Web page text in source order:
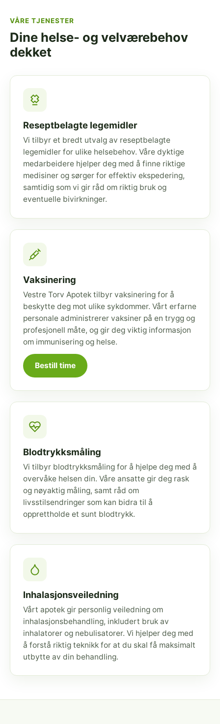
VÅRE TJENESTER
Dine helse- og velværebehov
dekket
Reseptbelagte legemidler
Vi tilbyr et bredt utvalg av reseptbelagte
legemidler for ulike helsebehov. Våre dyktige
medarbeidere hjelper deg med å finne riktige
medisiner og sørger for effektiv ekspedering,
samtidig som vi gir råd om riktig bruk og
eventuelle bivirkninger.
Vaksinering
Vestre Torv Apotek tilbyr vaksinering for å
beskytte deg mot ulike sykdommer. Vårt erfarne
personale administrerer vaksiner på en trygg og
profesjonell måte, og gir deg viktig informasjon
om immunisering og helse.
Bestill time
Blodtrykksmåling
Vi tilbyr blodtrykksmåling for å hjelpe deg med å
overvåke helsen din. Våre ansatte gir deg rask
og nøyaktig måling, samt råd om
livsstilsendringer som kan bidra til å
opprettholde et sunt blodtrykk.
Inhalasjonsveiledning
Vårt apotek gir personlig veiledning om
inhalasjonsbehandling, inkludert bruk av
inhalatorer og nebulisatorer. Vi hjelper deg med
å forstå riktig teknikk for at du skal få maksimalt
utbytte av din behandling.